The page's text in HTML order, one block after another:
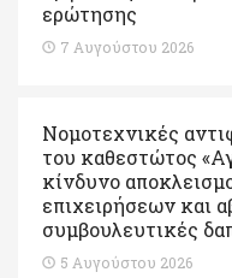
ερώτησης
7 Αυγούστου 2026
Νομοτεχνικές
του καθεστώτος
κίνδυνο
επιχειρήσεων και
συμβουλευτικές
5 Αυγούστου 2026